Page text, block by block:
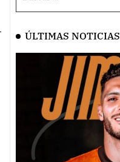
ÚLTIMAS NOTICIAS